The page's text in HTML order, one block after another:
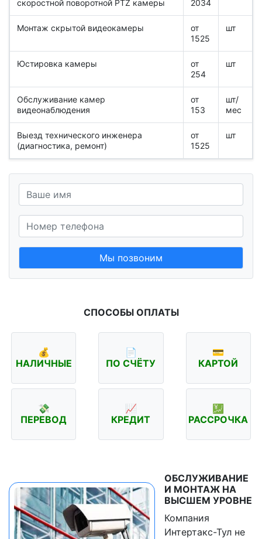
скоростной поворотной PTZ камеры 2034
Монтаж скрытой видеокамеры
от
1525
шт
Юстировка камеры
от
254
шт
Обслуживание камер
видеонаблюдения
от
153
шт/
мес
Выезд технического инженера
(диагностика, ремонт)
от
1525
шт
Мы позвоним
СПОСОБЫ ОПЛАТЫ
💰
НАЛИЧНЫЕ
📄
ПО СЧЁТУ
💳
КАРТОЙ
💸
ПЕРЕВОД
📈
КРЕДИТ
💹
РАССРОЧКА
ОБСЛУЖИВАНИЕ
И МОНТАЖ НА
ВЫСШЕМ УРОВНЕ
Компания
Интертакс-Тул не